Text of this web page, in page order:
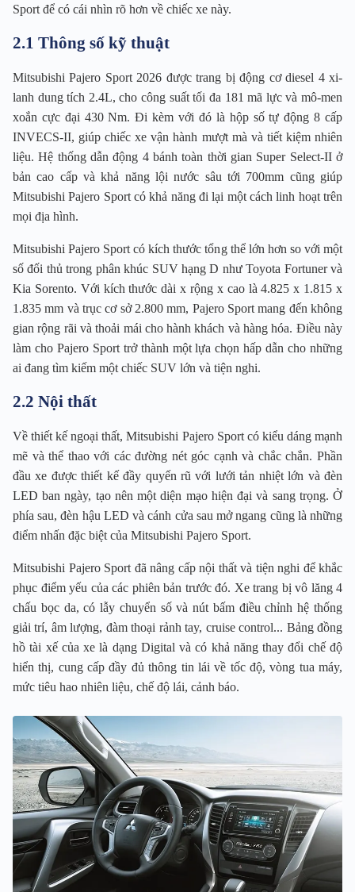
Sport để có cái nhìn rõ hơn về chiếc xe này.
2.1 Thông số kỹ thuật
Mitsubishi Pajero Sport 2026 được trang bị động cơ diesel 4 xi-
lanh dung tích 2.4L, cho công suất tối đa 181 mã lực và mô-men
xoắn cực đại 430 Nm. Đi kèm với đó là hộp số tự động 8 cấp
INVECS-II, giúp chiếc xe vận hành mượt mà và tiết kiệm nhiên
liệu. Hệ thống dẫn động 4 bánh toàn thời gian Super Select-II ở
bản cao cấp và khả năng lội nước sâu tới 700mm cũng giúp
Mitsubishi Pajero Sport có khả năng đi lại một cách linh hoạt trên
mọi địa hình.
Mitsubishi Pajero Sport có kích thước tổng thể lớn hơn so với một
số đối thủ trong phân khúc SUV hạng D như Toyota Fortuner và
Kia Sorento. Với kích thước dài x rộng x cao là 4.825 x 1.815 x
1.835 mm và trục cơ sở 2.800 mm, Pajero Sport mang đến không
gian rộng rãi và thoải mái cho hành khách và hàng hóa. Điều này
làm cho Pajero Sport trở thành một lựa chọn hấp dẫn cho những
ai đang tìm kiếm một chiếc SUV lớn và tiện nghi.
2.2 Nội thất
Về thiết kế ngoại thất, Mitsubishi Pajero Sport có kiểu dáng mạnh
mẽ và thể thao với các đường nét góc cạnh và chắc chắn. Phần
đầu xe được thiết kế đầy quyến rũ với lưới tản nhiệt lớn và đèn
LED ban ngày, tạo nên một diện mạo hiện đại và sang trọng. Ở
phía sau, đèn hậu LED và cánh cửa sau mở ngang cũng là những
điểm nhấn đặc biệt của Mitsubishi Pajero Sport.
Mitsubishi Pajero Sport đã nâng cấp nội thất và tiện nghi để khắc
phục điểm yếu của các phiên bản trước đó. Xe trang bị vô lăng 4
chấu bọc da, có lẫy chuyển số và nút bấm điều chỉnh hệ thống
giải trí, âm lượng, đàm thoại rảnh tay, cruise control... Bảng đồng
hồ tài xế của xe là dạng Digital và có khả năng thay đổi chế độ
hiển thị, cung cấp đầy đủ thông tin lái về tốc độ, vòng tua máy,
mức tiêu hao nhiên liệu, chế độ lái, cảnh báo.